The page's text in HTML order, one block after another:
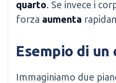
quarto. Se invece i
forza aumenta
Esempio di un
Immaginiamo due